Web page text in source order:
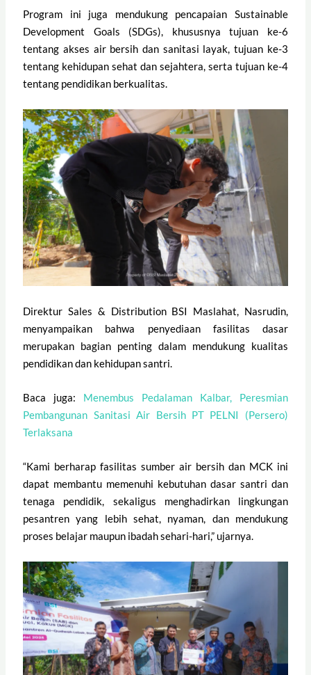
Program ini juga mendukung pencapaian Sustainable
Development Goals (SDGs), khususnya tujuan ke-6
tentang akses air bersih dan sanitasi layak, tujuan ke-3
tentang kehidupan sehat dan sejahtera, serta tujuan ke-4
tentang pendidikan berkualitas.
Direktur Sales & Distribution BSI Maslahat, Nasrudin,
menyampaikan bahwa penyediaan fasilitas dasar
merupakan bagian penting dalam mendukung kualitas
pendidikan dan kehidupan santri.
Baca juga: Menembus Pedalaman Kalbar, Peresmian
Pembangunan Sanitasi Air Bersih PT PELNI (Persero)
Terlaksana
“Kami berharap fasilitas sumber air bersih dan MCK ini
dapat membantu memenuhi kebutuhan dasar santri dan
tenaga pendidik, sekaligus menghadirkan lingkungan
pesantren yang lebih sehat, nyaman, dan mendukung
proses belajar maupun ibadah sehari-hari,” ujarnya.